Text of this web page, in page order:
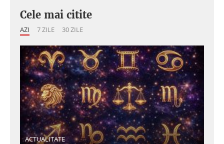
Cele mai citite
AZI 7 ZILE 30 ZILE
ACTUALITATE